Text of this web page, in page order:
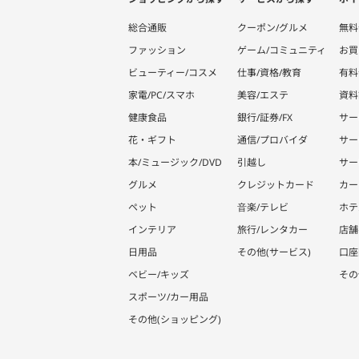
総合通販
ファッション
ビューティー/コスメ
家電/PC/スマホ
健康食品
花・ギフト
本/ミュージック/DVD
グルメ
ペット
インテリア
日用品
ベビー/キッズ
スポーツ/カー用品
その他(ショッピング)
クーポン/グルメ
ゲーム/コミュニティ
仕事/資格/教育
美容/エステ
銀行/証券/FX
通信/プロバイダ
引越し
クレジットカード
音楽/テレビ
旅行/レンタカー
その他(サービス)
無
お
有
資
サ
サ
サ
カ
ホ
店
口
そ